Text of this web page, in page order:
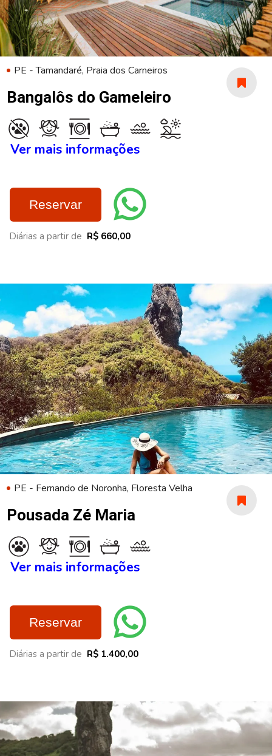
PE - Tamandaré, Praia dos Carneiros
Bangalôs do Gameleiro
Ver mais informações
Reservar
Diárias a partir de R$ 660,00
PE - Fernando de Noronha, Floresta Velha
Pousada Zé Maria
Ver mais informações
Reservar
Diárias a partir de R$ 1.400,00